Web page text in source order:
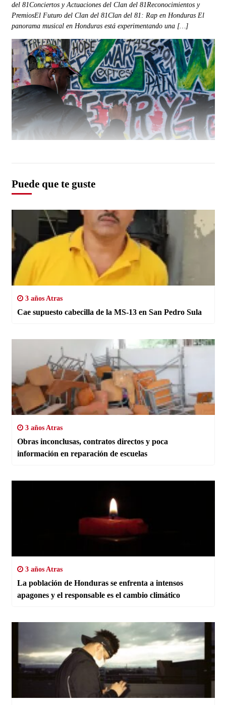
del 81Conciertos y Actuaciones del Clan del 81Reconocimientos y
PremiosEl Futuro del Clan del 81Clan del 81: Rap en Honduras El
panorama musical en Honduras está experimentando una […]
Puede que te guste
3 años Atras
Cae supuesto cabecilla de la MS-13 en San Pedro Sula
3 años Atras
Obras inconclusas, contratos directos y poca
información en reparación de escuelas
3 años Atras
La población de Honduras se enfrenta a intensos
apagones y el responsable es el cambio climático